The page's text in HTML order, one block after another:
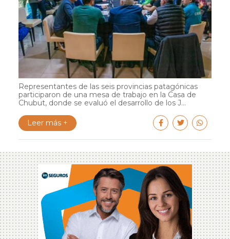
Representantes de las seis provincias patagónicas
participaron de una mesa de trabajo en la Casa de
Chubut, donde se evaluó el desarrollo de los J...
Leer más +